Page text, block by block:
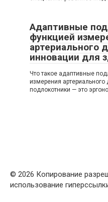
Адаптивные
функцией
артериального
инновации для
Что такое адаптивные
измерения
подлокотники — это
© 2026 Копирование
использование